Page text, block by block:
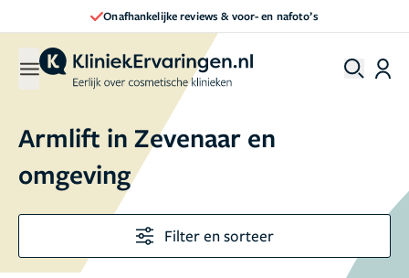
Direct een afspraak maken
Armlift in Zevenaar en
omgeving
Filter en sorteer